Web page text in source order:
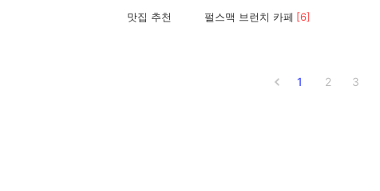
맛집 추천 펄스맥 브런치 카페 [6]
1 2 3